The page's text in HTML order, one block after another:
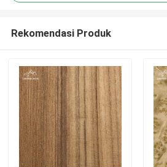
Rekomendasi Produk